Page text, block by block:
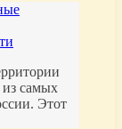
из самых
Этот